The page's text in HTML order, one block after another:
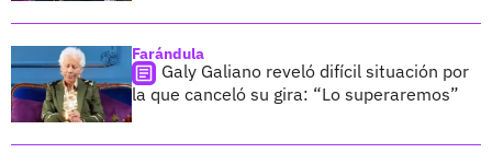
Farándula
Galy Galiano reveló difícil situación por
la que canceló su gira: “Lo superaremos”